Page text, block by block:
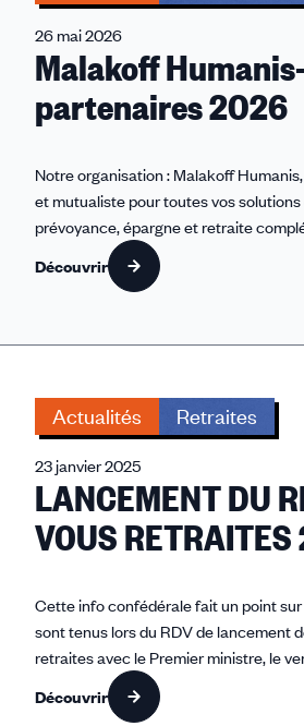
26 mai 2026
Malakoff
partenaires 2026
Notre organisation : Malakoff
et mutualiste pour toutes vos solutions
prévoyance, épargne et retraite
Découvrir
Actualités Retraites
23 janvier 2025
LANCEMENT DU
VOUS
Cette info confédérale fait un point
sont tenus lors du RDV de lancement
retraites avec le Premier ministre, le
Découvrir